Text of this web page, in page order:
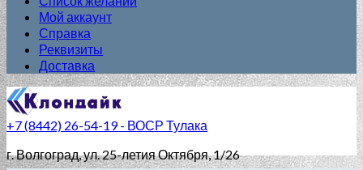
Мой аккаунт
Справка
Реквизиты
Доставка
+7 (8442) 26-54-19 - ВОСР Тулака
г. Волгоград, ул. 25-летия Октября, 1/26